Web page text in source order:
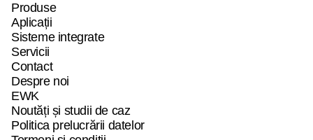
Produse
Produse
Produse
Aplicații
Aplicații
Aplicații
Sisteme integrate
Sisteme integrate
Sisteme integrate
Servicii
Servicii
Servicii
Contact
Contact
Contact
Despre noi
Despre noi
Despre noi
EWK
EWK
EWK
Noutăți și studii de caz
Noutăți și studii de caz
Noutăți și studii de caz
Politica prelucrării datelor
Politica prelucrării datelor